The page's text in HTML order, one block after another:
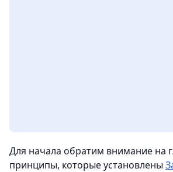
Для начала обратим внимание на
принципы, которые установлены